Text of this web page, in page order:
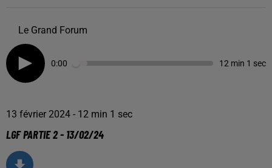
Le Grand Forum
0:00 12 min 1 sec
13 février 2024 - 12 min 1 sec
LGF PARTIE 2 - 13/02/24